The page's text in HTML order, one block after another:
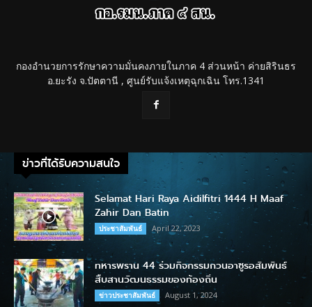
กองอำนวยการรักษาความมั่นคงภายในภาค 4 ส่วนหน้า ค่ายสิรินธร
อ.ยะรัง จ.ปัตตานี , ศูนย์รับแจ้งเหตุฉุกเฉิน โทร.1341
ข่าวที่ได้รับความสนใจ
Selamat Hari Raya Aidilfitri 1444 H Maaf
Zahir Dan Batin
ประชาสัมพันธ์ April 22, 2023
ทหารพราน 44 ร่วมกิจกรรมกวนอาซูรอสัมพันธ์
สืบสานวัฒนธรรมของท้องถิ่น
ข่าวประชาสัมพันธ์ August 1, 2024